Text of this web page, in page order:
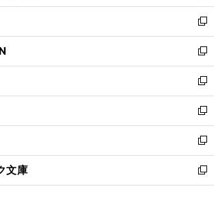
ウ
で
開
く
ン
ド
ウ
で
開
く
ウ
ィ
ン
ド
ウ
で
開
く
し
い
ウ
ィ
ン
ド
ウ
で
開
く
新
し
い
ウ
ィ
ン
ド
ウ
で
開
く
新
し
い
ウ
ィ
ン
ド
ウ
で
開
新
し
い
ウ
ィ
ン
ド
ウ
新
し
い
ウ
ィ
ン
新
し
い
ウ
文庫
新
し